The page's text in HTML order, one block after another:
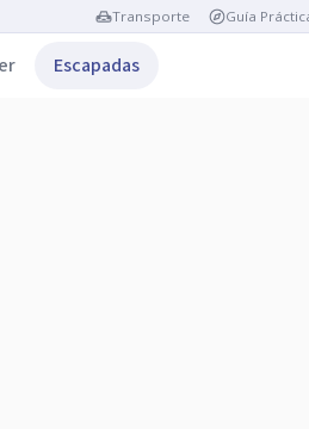
Transporte Guía
Escapadas